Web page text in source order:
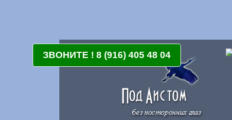
ЗВОНИТЕ ! 8 (916) 405 48 04